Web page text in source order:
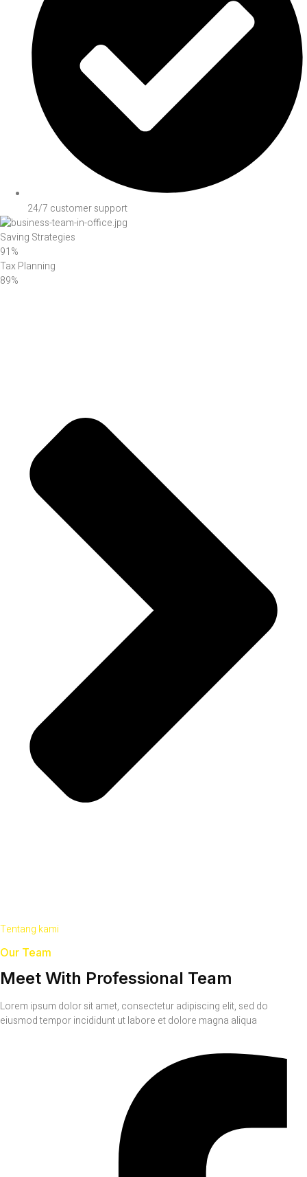
24/7 customer support
Saving Strategies
91%
Tax Planning
89%
Tentang kami
Our Team
Meet With Professional Team
Lorem ipsum dolor sit amet, consectetur adipiscing elit, sed do
eiusmod tempor incididunt ut labore et dolore magna aliqua